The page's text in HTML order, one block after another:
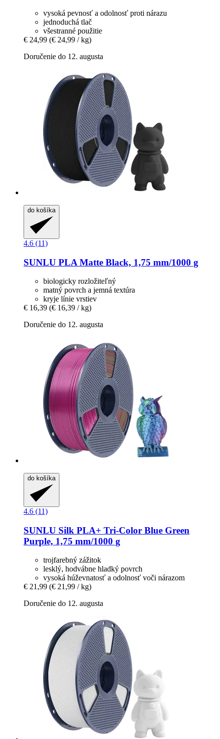
vysoká pevnosť a odolnosť proti nárazu
jednoduchá tlač
všestranné použitie
€ 24,99 (€ 24,99 / kg)
Doručenie do 12. augusta
do košíka
4.6 (11)
SUNLU PLA Matte Black, 1,75 mm/1000 g
biologicky rozložiteľný
matný povrch a jemná textúra
kryje línie vrstiev
€ 16,39 (€ 16,39 / kg)
Doručenie do 12. augusta
do košíka
4.6 (11)
SUNLU Silk PLA+ Tri-​Color Blue Green
Purple, 1,75 mm/1000 g
trojfarebný zážitok
lesklý, hodvábne hladký povrch
vysoká húževnatosť a odolnosť voči nárazom
€ 21,99 (€ 21,99 / kg)
Doručenie do 12. augusta